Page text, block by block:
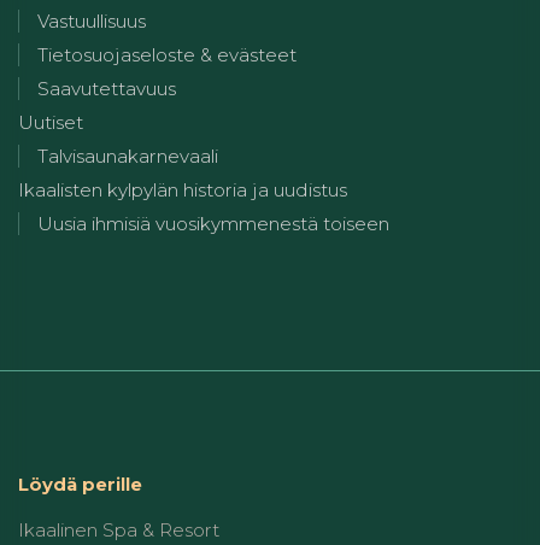
Vastuullisuus
Tietosuojaseloste & evästeet
Saavutettavuus
Uutiset
Talvisaunakarnevaali
Ikaalisten kylpylän historia ja uudistus
Uusia ihmisiä vuosikymmenestä toiseen
Löydä perille
Ikaalinen Spa & Resort